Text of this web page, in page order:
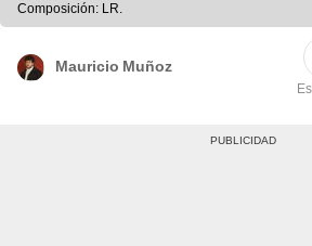
Composición: LR.
Mauricio Muñoz